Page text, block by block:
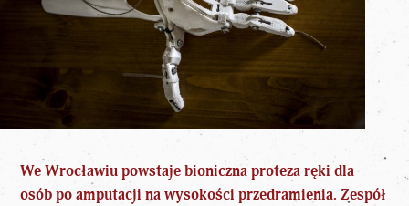
We Wrocławiu powstaje bioniczna proteza ręki dla
osób po amputacji na wysokości przedramienia. Zespół